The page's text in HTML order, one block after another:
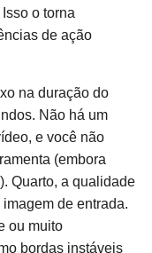
o torna
de ação
na duração do
Não há um
e você não
(embora
Quarto, a qualidade
de entrada.
ou muito
bordas instáveis